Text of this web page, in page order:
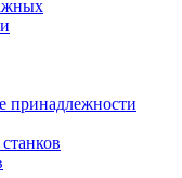
принадлежности